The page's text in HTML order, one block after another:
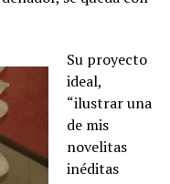
Su proyecto
ideal,
“ilustrar una
de mis
novelitas
inéditas